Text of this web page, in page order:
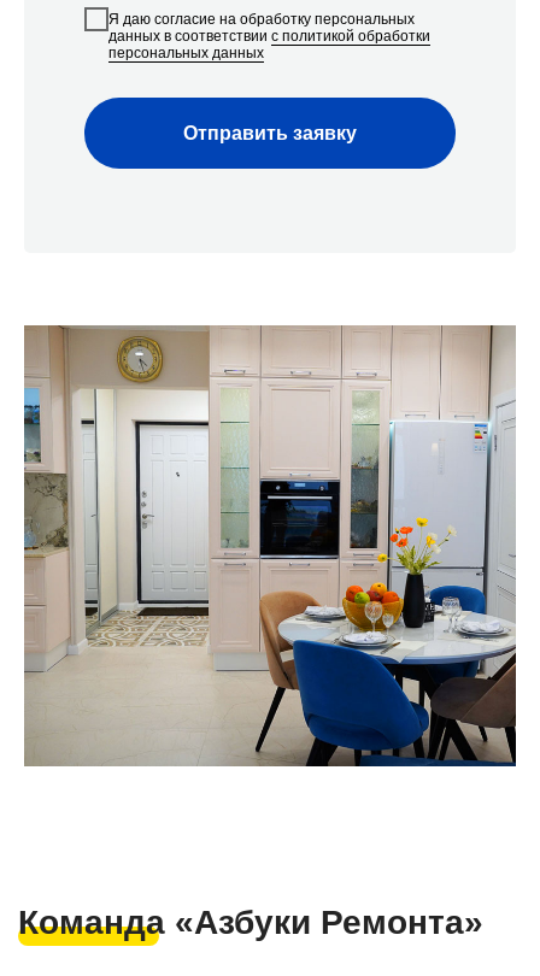
Я даю согласие на обработку персональных
данных в соответствии с политикой обработки
персональных данных
Отправить заявку
г. Cочи, с/т Фронтовик , Транспортная 3
Строительная компания
«Азбука Ремонта»
+7(918) 616 53 53
Мы с радостью проконсультируем вас по всем
вопросам по ремонту квартир, домов, офисов
и другой недвижимости
ar123r@mail.ru